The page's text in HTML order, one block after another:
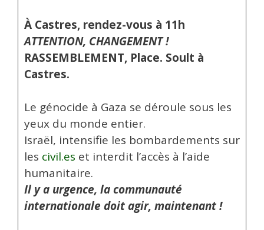
À Castres, rendez-vous à 11h
ATTENTION, CHANGEMENT !
RASSEMBLEMENT, Place. Soult à
Castres.
Le génocide à Gaza se déroule sous les
yeux du monde entier.
Israël, intensifie les bombardements sur
les civil.es et interdit l’accès à l’aide
humanitaire.
Il y a urgence, la communauté
internationale doit agir, maintenant !